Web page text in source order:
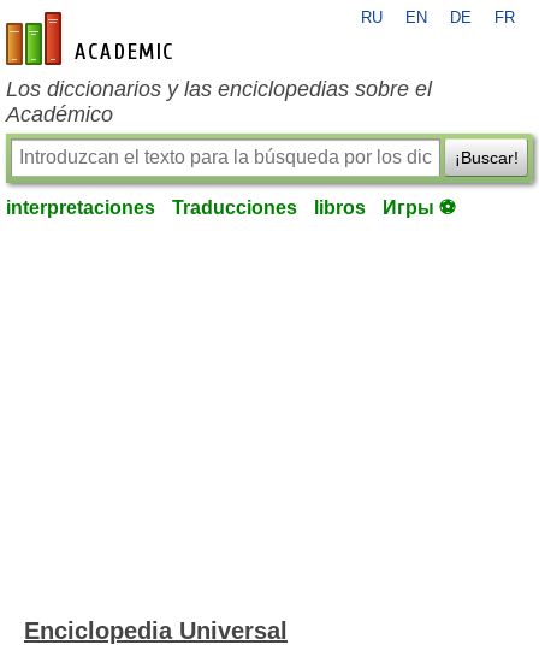
es-academic.com
RU EN DE FR
Los diccionarios y las enciclopedias sobre el
Académico
¡Buscar!
interpretaciones Traducciones libros Игры ⚽
Enciclopedia Universal